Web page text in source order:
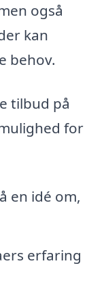
også
kan
behov.
tilbud på
for
en idé om,
erfaring